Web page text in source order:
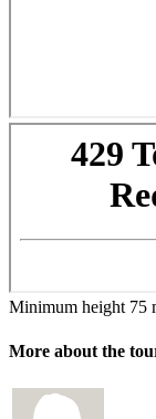
Minimum height 75
More about the